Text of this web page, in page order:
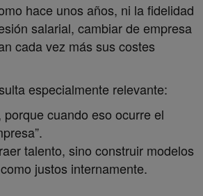
hace unos años, ni la fidelidad
salarial, cambiar de empresa
cada vez más sus costes
especialmente relevante:
cuando eso ocurre el
talento, sino construir modelos
justos internamente.